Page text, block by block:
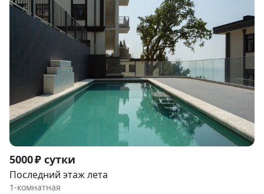
Item
1
of
5000 ₽ сутки
Последний этаж лета
1-комнатная